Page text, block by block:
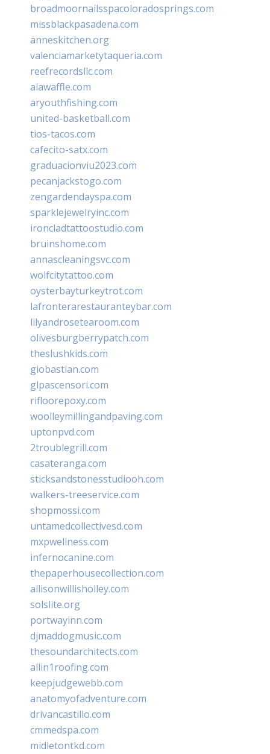
broadmoornailsspacoloradosprings.com
missblackpasadena.com
anneskitchen.org
valenciamarketytaqueria.com
reefrecordsllc.com
alawaffle.com
aryouthfishing.com
united-basketball.com
tios-tacos.com
cafecito-satx.com
graduacionviu2023.com
pecanjackstogo.com
zengardendayspa.com
sparklejewelryinc.com
ironcladtattoostudio.com
bruinshome.com
annascleaningsvc.com
wolfcitytattoo.com
oysterbayturkeytrot.com
lafronterarestauranteybar.com
lilyandrosetearoom.com
olivesburgberrypatch.com
theslushkids.com
giobastian.com
glpascensori.com
rifloorepoxy.com
woolleymillingandpaving.com
uptonpvd.com
2troublegrill.com
casateranga.com
sticksandstonesstudiooh.com
walkers-treeservice.com
shopmossi.com
untamedcollectivesd.com
mxpwellness.com
infernocanine.com
thepaperhousecollection.com
allisonwillisholley.com
solslite.org
portwayinn.com
djmaddogmusic.com
thesoundarchitects.com
allin1roofing.com
keepjudgewebb.com
anatomyofadventure.com
drivancastillo.com
cmmedspa.com
midletontkd.com